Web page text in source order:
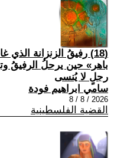
(18) رفيقُ الزنزانة
باهر» حين يرحلُ الرفيقُ
رجلٍ لا يُنسى
سامي ابراهيم فودة
2026 / 8 / 8
القضية الفلسطينية